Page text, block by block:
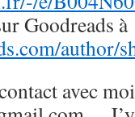
Goodreads à
author/
avec